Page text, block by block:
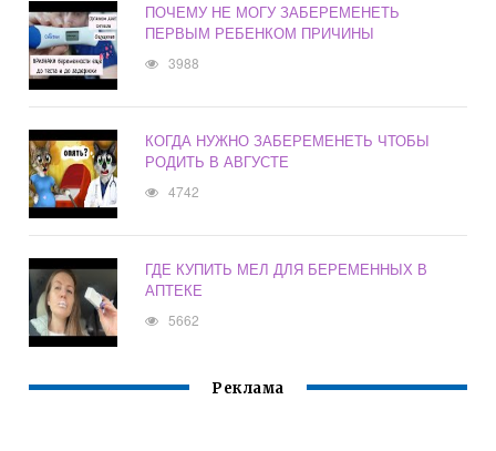
ПОЧЕМУ НЕ МОГУ ЗАБЕРЕМЕНЕТЬ
ПЕРВЫМ РЕБЕНКОМ ПРИЧИНЫ
3988
КОГДА НУЖНО ЗАБЕРЕМЕНЕТЬ ЧТОБЫ
РОДИТЬ В АВГУСТЕ
4742
ГДЕ КУПИТЬ МЕЛ ДЛЯ БЕРЕМЕННЫХ В
АПТЕКЕ
5662
Реклама